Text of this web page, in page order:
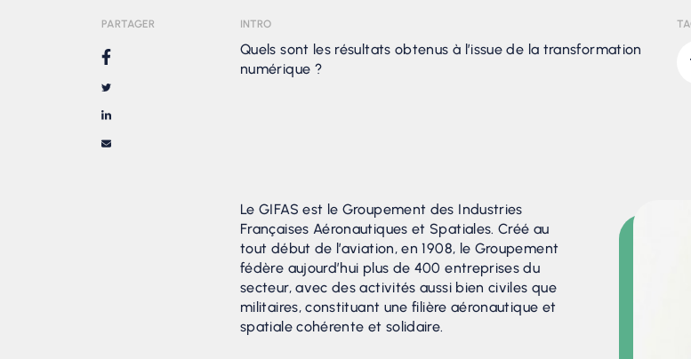
PARTAGER INTRO
Quels sont les résultats obtenus à l’issue de la transformation
numérique ?
Le GIFAS est le Groupement des Industries
Françaises Aéronautiques et Spatiales. Créé au
tout début de l’aviation, en 1908, le Groupement
fédère aujourd’hui plus de 400 entreprises du
secteur, avec des activités aussi bien civiles que
militaires, constituant une filière aéronautique et
spatiale cohérente et solidaire.